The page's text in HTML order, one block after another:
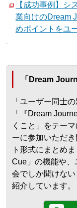
【成功事例】シ
業向けのDream
めポイントをユ
「Dream
「ユーザー同士
「『Dream
くこと」をテー
ーに参加いただ
ト形式にまとめ
Cue」の機能や
会でしか聞けな
紹介しています。